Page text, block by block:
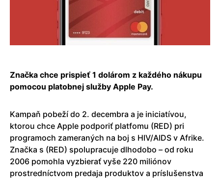
Značka chce prispieť 1 dolárom z každého nákupu
pomocou platobnej služby Apple Pay.
Kampaň pobeží do 2. decembra a je iniciatívou,
ktorou chce Apple podporiť platfomu (RED) pri
programoch zameraných na boj s HIV/AIDS v Afrike.
Značka s (RED) spolupracuje dlhodobo – od roku
2006 pomohla vyzbierať vyše 220 miliónov
prostredníctvom predaja produktov a príslušenstva